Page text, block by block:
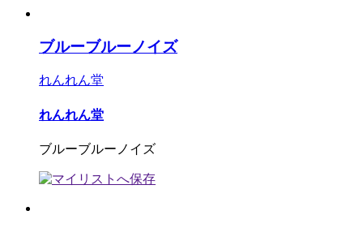
ブルーブルーノイズ
れんれん堂
れんれん堂
ブルーブルーノイズ